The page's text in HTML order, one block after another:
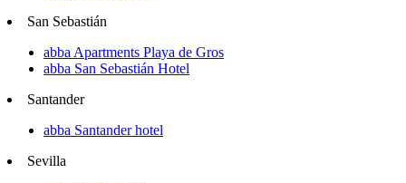
San Sebastián
abba Apartments Playa de Gros
abba San Sebastián Hotel
Santander
abba Santander hotel
Sevilla